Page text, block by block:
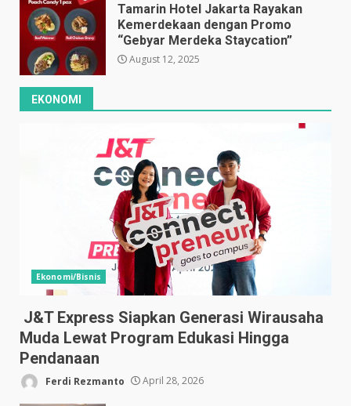
Tamarin Hotel Jakarta Rayakan
Kemerdekaan dengan Promo
“Gebyar Merdeka Staycation”
August 12, 2025
EKONOMI
Ekonomi/Bisnis
J&T Express Siapkan Generasi Wirausaha
Muda Lewat Program Edukasi Hingga
Pendanaan
Ferdi Rezmanto April 28, 2026